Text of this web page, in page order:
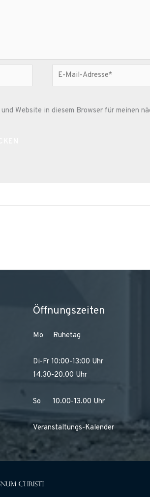
E-
Mail-
Website in diesem Browser für meinen
Öffnungszeiten
Mo Ruhetag
Di-Fr 10:00-13:00 Uhr
14.30-20.00 Uhr
So 10.00-13.00 Uhr
Veranstaltungs-Kalender